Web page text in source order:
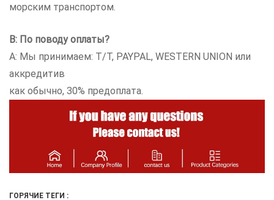
морским транспортом.
В: По поводу оплаты?
A: Мы принимаем: T/T, PAYPAL, WESTERN UNION или
аккредитив
как обычно, 30% предоплата.
ГОРЯЧИЕ ТЕГИ :